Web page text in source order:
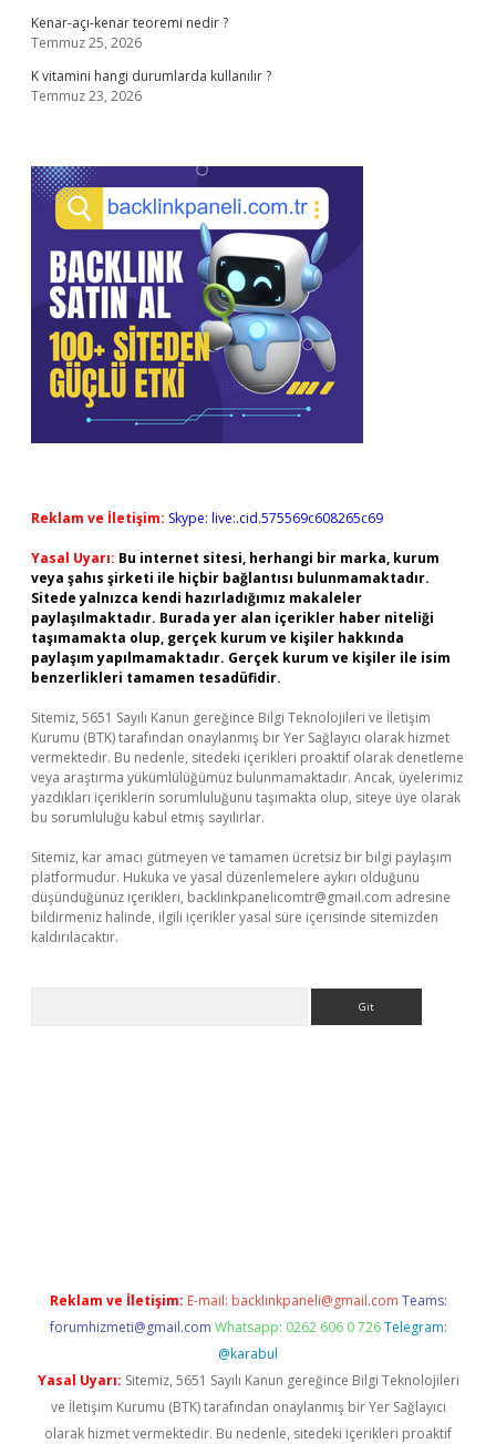
Kenar-açı-kenar teoremi nedir ?
Temmuz 25, 2026
K vitamini hangi durumlarda kullanılır ?
Temmuz 23, 2026
Reklam ve İletişim: Skype: live:.cid.575569c608265c69
Yasal Uyarı: Bu internet sitesi, herhangi bir marka, kurum
veya şahıs şirketi ile hiçbir bağlantısı bulunmamaktadır.
Sitede yalnızca kendi hazırladığımız makaleler
paylaşılmaktadır. Burada yer alan içerikler haber niteliği
taşımamakta olup, gerçek kurum ve kişiler hakkında
paylaşım yapılmamaktadır. Gerçek kurum ve kişiler ile isim
benzerlikleri tamamen tesadüfidir.
Sitemiz, 5651 Sayılı Kanun gereğince Bilgi Teknolojileri ve İletişim
Kurumu (BTK) tarafından onaylanmış bir Yer Sağlayıcı olarak hizmet
vermektedir. Bu nedenle, sitedeki içerikleri proaktif olarak denetleme
veya araştırma yükümlülüğümüz bulunmamaktadır. Ancak, üyelerimiz
yazdıkları içeriklerin sorumluluğunu taşımakta olup, siteye üye olarak
bu sorumluluğu kabul etmiş sayılırlar.
Sitemiz, kar amacı gütmeyen ve tamamen ücretsiz bir bilgi paylaşım
platformudur. Hukuka ve yasal düzenlemelere aykırı olduğunu
düşündüğünüz içerikleri, backlinkpanelicomtr@gmail.com adresine
bildirmeniz halinde, ilgili içerikler yasal süre içerisinde sitemizden
kaldırılacaktır.
Reklam ve İletişim: E-mail: backlinkpaneli@gmail.com Teams:
forumhizmeti@gmail.com Whatsapp: 0262 606 0 726 Telegram:
@karabul
Yasal Uyarı: Sitemiz, 5651 Sayılı Kanun gereğince Bilgi Teknolojileri
ve İletişim Kurumu (BTK) tarafından onaylanmış bir Yer Sağlayıcı
olarak hizmet vermektedir. Bu nedenle, sitedeki içerikleri proaktif